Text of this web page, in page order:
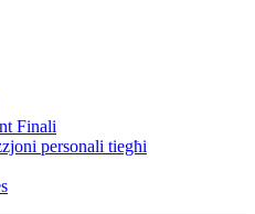
Finali
personali tiegħi